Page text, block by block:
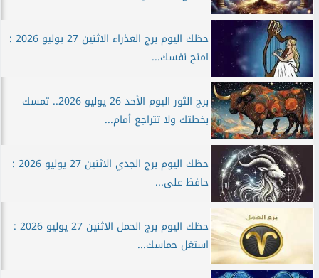
حظك اليوم برج العذراء الاثنين 27 يوليو 2026 :
امنح نفسك...
برج الثور اليوم الأحد 26 يوليو 2026.. تمسك
بخطتك ولا تتراجع أمام...
حظك اليوم برج الجدي الاثنين 27 يوليو 2026 :
حافظ على...
حظك اليوم برج الحمل الاثنين 27 يوليو 2026 :
استغل حماسك...